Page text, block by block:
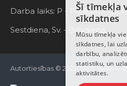
Darba laiks: P - Pk. 8:00 -
Sestdiena, Sv. - Brīvdiena
Autortiesības © 2021-2025, www.e-
Šī tīmekļa
sīkdatnes
Mūsu tīmekļa
sīkdatnes, lai
darbību,
statistiku, un
aktivitātes.